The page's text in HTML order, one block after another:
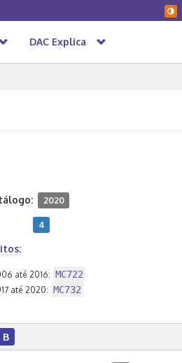
DAC Explica
2020
4
até 2016: MC722
até 2020: MC732
B